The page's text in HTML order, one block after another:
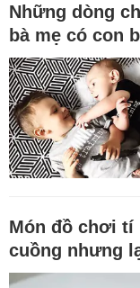
Những dòng
bà mẹ có con
Món đồ chơi tí
cuồng nhưng